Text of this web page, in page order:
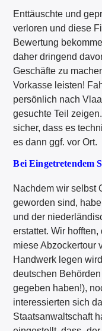
Enttäuschte und
verloren und diese
Bewertung
daher dringend
Geschäfte zu
Vorkasse leisten!
persönlich nach
gesuchte Teil
sicher, dass es
es dann ggf. vor Ort.
Bei Eingetretendem
Nachdem wir selbst
geworden sind,
und der
erstattet. Wir
miese Abzockertour
Handwerk legen
deutschen
gegeben haben!),
interessierten sich
Staatsanwaltschaft